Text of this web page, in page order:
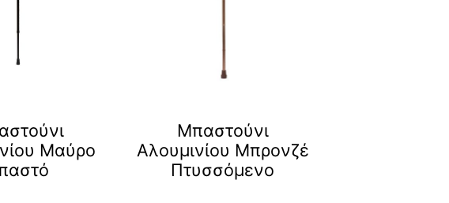
Μαύρο
Μπαστούνι
Αλουμινίου Μπρονζέ
Πτυσσόμενο